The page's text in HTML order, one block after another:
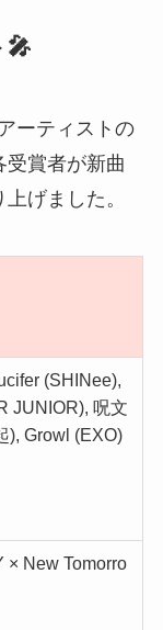
🎤
ーティストの
受賞者が新曲
げました。
(SHINee),
JUNIOR), 呪文
), Growl (EXO)
× New Tomorro